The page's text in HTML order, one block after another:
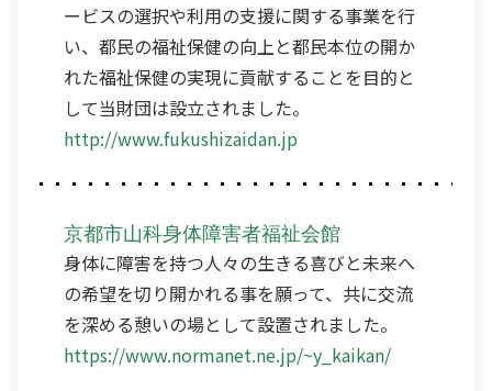
ービスの選択や利用の支援に関する事業を行
い、都民の福祉保健の向上と都民本位の開か
れた福祉保健の実現に貢献することを目的と
して当財団は設立されました。
http://www.fukushizaidan.jp
京都市山科身体障害者福祉会館
身体に障害を持つ人々の生きる喜びと未来へ
の希望を切り開かれる事を願って、共に交流
を深める憩いの場として設置されました。
https://www.normanet.ne.jp/~y_kaikan/